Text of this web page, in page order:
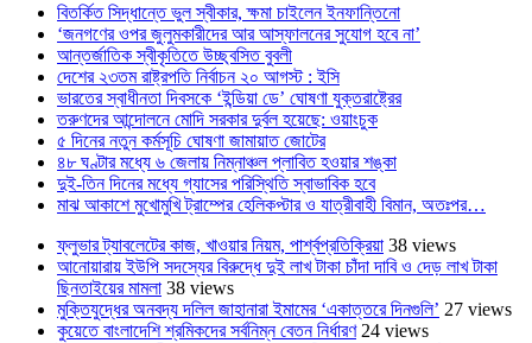
বিতর্কিত সিদ্ধান্তে ভুল স্বীকার, ক্ষমা চাইলেন ইনফান্তিনো
‘জনগণের ওপর জুলুমকারীদের আর আস্ফালনের সুযোগ হবে না’
আন্তর্জাতিক স্বীকৃতিতে উচ্ছ্বসিত বুবলী
দেশের ২৩তম রাষ্ট্রপতি নির্বাচন ২০ আগস্ট : ইসি
ভারতের স্বাধীনতা দিবসকে ‘ইন্ডিয়া ডে’ ঘোষণা যুক্তরাষ্ট্রের
তরুণদের আন্দোলনে মোদি সরকার দুর্বল হয়েছে: ওয়াংচুক
৫ দিনের নতুন কর্মসূচি ঘোষণা জামায়াত জোটের
৪৮ ঘণ্টার মধ্যে ৬ জেলায় নিম্নাঞ্চল প্লাবিত হওয়ার শঙ্কা
দুই-তিন দিনের মধ্যে গ্যাসের পরিস্থিতি স্বাভাবিক হবে
মাঝ আকাশে মুখোমুখি ট্রাম্পের হেলিকপ্টার ও যাত্রীবাহী বিমান, অতঃপর…
ফ্লুভার ট্যাবলেটের কাজ, খাওয়ার নিয়ম, পার্শ্বপ্রতিক্রিয়া 38 views
আনোয়ারায় ইউপি সদস্যের বিরুদ্ধে দুই লাখ টাকা চাঁদা দাবি ও দেড় লাখ টাকা
ছিনতাইয়ের মামলা 38 views
মুক্তিযুদ্ধের অনবদ্য দলিল জাহানারা ইমামের ‘একাত্তরে দিনগুলি’ 27 views
কুয়েতে বাংলাদেশি শ্রমিকদের সর্বনিম্ন বেতন নির্ধারণ 24 views